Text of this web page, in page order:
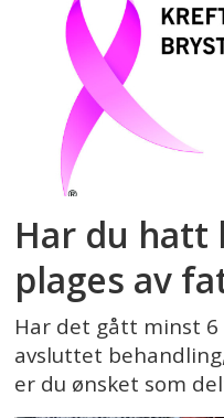
Har du
plages av
Har det gått minst
avsluttet
er du ønsket som